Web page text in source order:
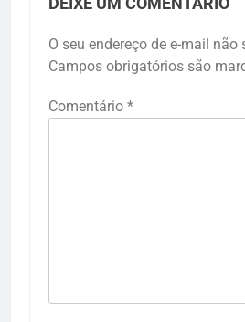
O seu endereço de e-mail não
Campos obrigatórios são
Comentário *